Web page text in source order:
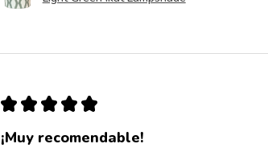
★ ★ ★ ★ ★
¡Muy recomendable!